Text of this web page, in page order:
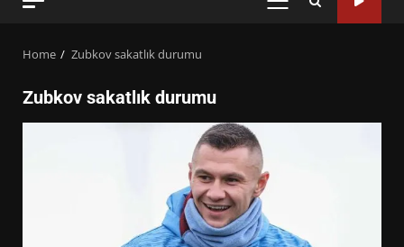
PRIMARY
Home Zubkov sakatlık durumu
Zubkov sakatlık durumu